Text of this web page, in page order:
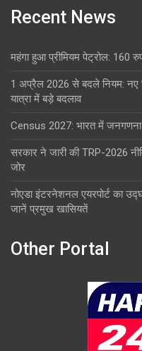
Recent News
महंगा हुआ प्रीमियम पेट्रोल: 160
1 अप्रैल 2026 से बदले नियम: नए
यात्रा में बड़े बदलाव
Census 2027: भारत में
सरकार ने जारी की TRP-2026
जोर
नोएडा इंटरनेशनल एयरपोर्ट का
जानें प्रमुख खासियतें
Other Portal